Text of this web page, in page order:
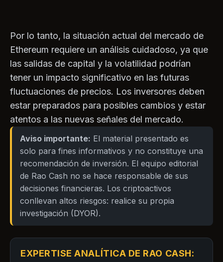
Por lo tanto, la situación actual del mercado de
Ethereum requiere un análisis cuidadoso, ya que
las salidas de capital y la volatilidad podrían
tener un impacto significativo en las futuras
fluctuaciones de precios. Los inversores deben
estar preparados para posibles cambios y estar
atentos a las nuevas señales del mercado.
Aviso importante: El material presentado es
solo para fines informativos y no constituye una
recomendación de inversión. El equipo editorial
de Rao Cash no se hace responsable de sus
decisiones financieras. Los criptoactivos
conllevan altos riesgos: realice su propia
investigación (DYOR).
EXPERTISE ANALÍTICA DE RAO CASH: